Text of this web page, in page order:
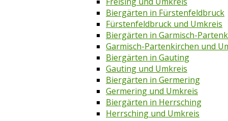
Biergärten in Fürstenfeldbruck
Fürstenfeldbruck und Umkreis
Biergärten in Garmisch-
Garmisch-Partenkirchen und
Biergärten in Gauting
Gauting und Umkreis
Biergärten in Germering
Germering und Umkreis
Biergärten in Herrsching
Herrsching und Umkreis